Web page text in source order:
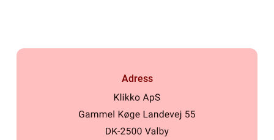
Adress